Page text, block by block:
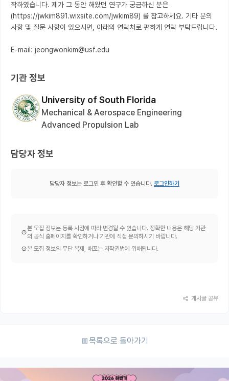
작하였습니다. 제가 그 동안 해왔던 연구가 궁금하신 분은
(https://jwkim891.wixsite.com/jwkim89) 를 참고하세요. 기타 문의
사항 및 질문 사항이 있으시면, 아래의 연락처로 편하게 연락 부탁드립니다.
E-mail: jeongwonkim@usf.edu
기관 정보
University of South Florida
Mechanical & Aerospace Engineering
Advanced Propulsion Lab
담당자 정보
담당자 정보는 로그인 후 확인할 수 있습니다. 로그인하기
본 모집 정보는 등록 시점에 따라 변경될 수 있습니다. 정확한 내용은 해당 기관
의 공식 홈페이지를 확인하거나 기관에 직접 문의하시기 바랍니다.
본 모집 정보의 무단 복제, 배포는 저작권법에 위배됩니다.
게시글 공유
목록으로 돌아가기